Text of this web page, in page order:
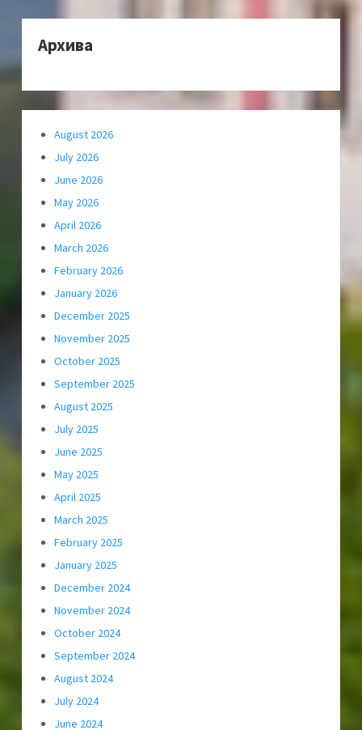
Архива
August 2026
July 2026
June 2026
May 2026
April 2026
March 2026
February 2026
January 2026
December 2025
November 2025
October 2025
September 2025
August 2025
July 2025
June 2025
May 2025
April 2025
March 2025
February 2025
January 2025
December 2024
November 2024
October 2024
September 2024
August 2024
July 2024
June 2024